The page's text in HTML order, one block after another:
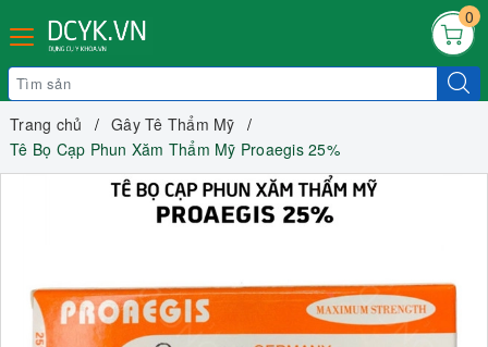
0
Trang chủ
Gây Tê Thẩm Mỹ
Tê Bọ Cạp Phun Xăm Thẩm Mỹ Proaegis 25%